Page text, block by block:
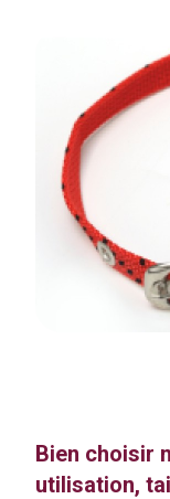
Bien choisir
utilisation,